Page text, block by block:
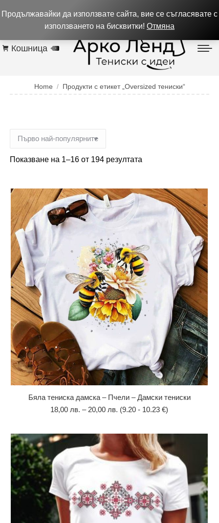
Контакти
Кошница
Home Продукти с етикет „Oversized тениски“
Показване на 1–16 от 194 резултата
Бяла тениска дамска – Пчели – Дамски тениски
18,00 лв. – 20,00 лв. (9.20 - 10.23 €)
Продължавайки да използвате сайта, вие се съгласявате с
използването на бисквитки! Отмяна